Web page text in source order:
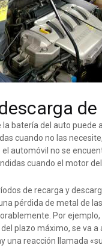
la batería del auto
cuando no las
el automóvil no se
cuando el motor
de recarga y
pérdida de metal de
Por
plazo máximo, se va
una reacción llamada